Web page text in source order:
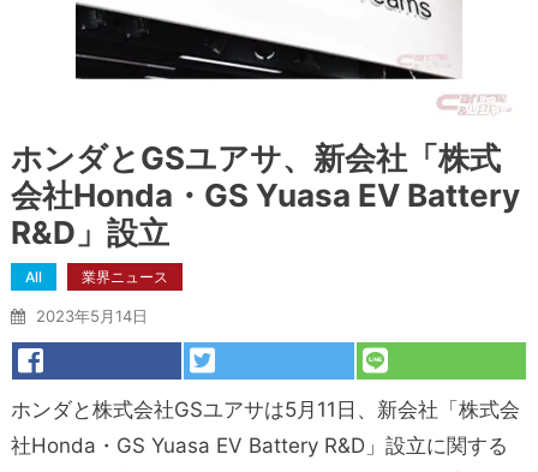
ホンダとGSユアサ、新会社「株式
会社Honda・GS Yuasa EV Battery
R&D」設立
All 業界ニュース
2023年5月14日
ホンダと株式会社GSユアサは5月11日、新会社「株式会
社Honda・GS Yuasa EV Battery R&D」設立に関する